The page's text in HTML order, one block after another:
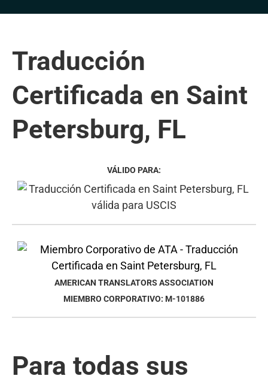
Traducción
Certificada en Saint
Petersburg, FL
VÁLIDO PARA:
AMERICAN TRANSLATORS ASSOCIATION
MIEMBRO CORPORATIVO: M-101886
Para todas sus